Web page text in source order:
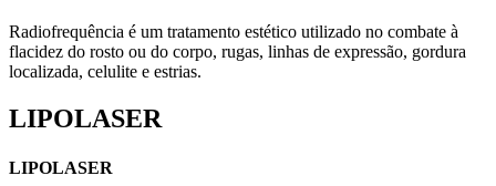
Radiofrequência é um tratamento estético utilizado no combate à
flacidez do rosto ou do corpo, rugas, linhas de expressão, gordura
localizada, celulite e estrias.
LIPOLASER
LIPOLASER